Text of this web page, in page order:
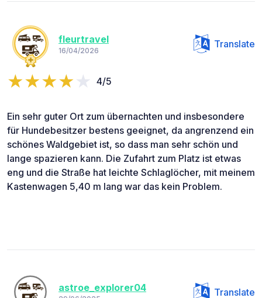
fleurtravel
16/04/2026
Translate
4/5
Ein sehr guter Ort zum übernachten und insbesondere
für Hundebesitzer bestens geeignet, da angrenzend ein
schönes Waldgebiet ist, so dass man sehr schön und
lange spazieren kann. Die Zufahrt zum Platz ist etwas
eng und die Straße hat leichte Schlaglöcher, mit meinem
Kastenwagen 5,40 m lang war das kein Problem.
astroe_explorer04 Translate